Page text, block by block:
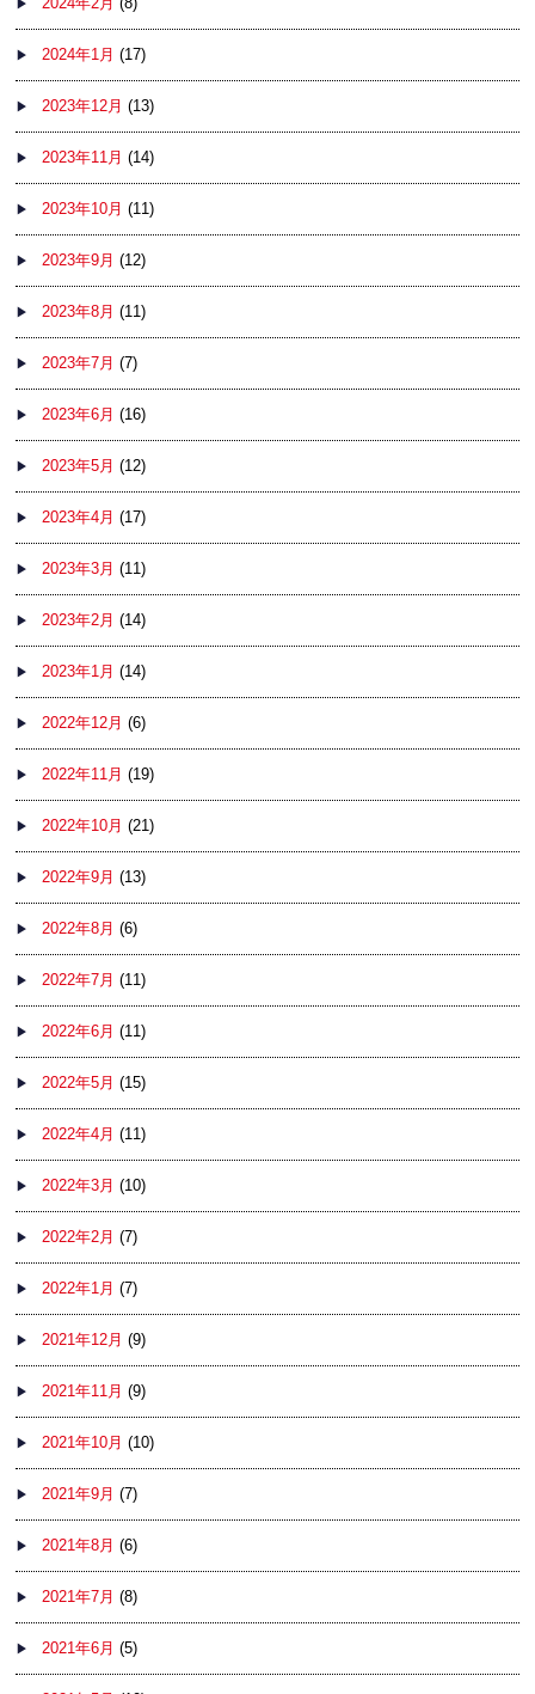
2024年1月 (17)
2023年12月 (13)
2023年11月 (14)
2023年10月 (11)
2023年9月 (12)
2023年8月 (11)
2023年7月 (7)
2023年6月 (16)
2023年5月 (12)
2023年4月 (17)
2023年3月 (11)
2023年2月 (14)
2023年1月 (14)
2022年12月 (6)
2022年11月 (19)
2022年10月 (21)
2022年9月 (13)
2022年8月 (6)
2022年7月 (11)
2022年6月 (11)
2022年5月 (15)
2022年4月 (11)
2022年3月 (10)
2022年2月 (7)
2022年1月 (7)
2021年12月 (9)
2021年11月 (9)
2021年10月 (10)
2021年9月 (7)
2021年8月 (6)
2021年7月 (8)
2021年6月 (5)